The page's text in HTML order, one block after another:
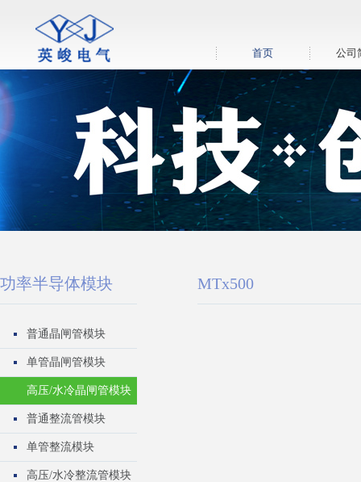
首页 公司
功率半导体模块
普通晶闸管模块
单管晶闸管模块
高压/水冷晶闸管模块
普通整流管模块
单管整流模块
高压/水冷整流管模块
MTx500